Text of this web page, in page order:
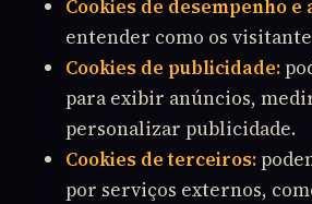
Cookies de desempenho e
entender como os
Cookies de publicidade:
para exibir anúncios,
personalizar publicidade.
Cookies de terceiros:
por serviços externos,